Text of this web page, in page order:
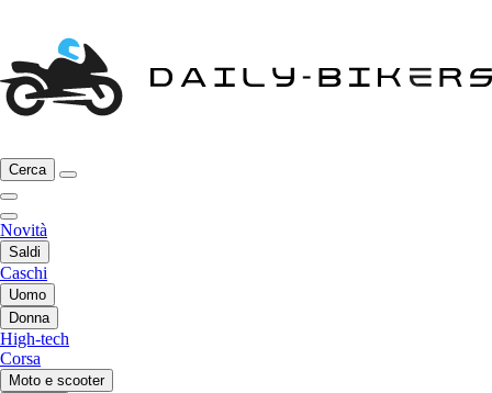
Cerca
Novità
Saldi
Caschi
Uomo
Donna
High-tech
Corsa
Moto e scooter